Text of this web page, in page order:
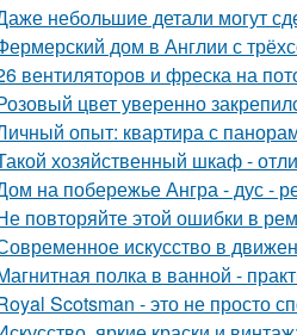
небольшие детали могут
дом в Англии с
вентиляторов и фреска на
цвет уверенно
опыт: квартира с
хозяйственный шкаф -
на побережье Ангра - дус -
повторяйте этой ошибки в
искусство в
полка в ванной -
Scotsman - это не просто